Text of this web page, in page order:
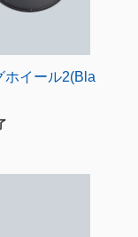
ホイール2(Bla